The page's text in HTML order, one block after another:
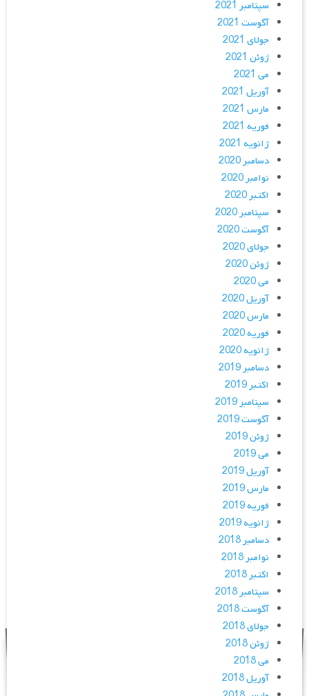
سپتامبر 2021
آگوست 2021
جولای 2021
ژوئن 2021
می 2021
آوریل 2021
مارس 2021
فوریه 2021
ژانویه 2021
دسامبر 2020
نوامبر 2020
اکتبر 2020
سپتامبر 2020
آگوست 2020
جولای 2020
ژوئن 2020
می 2020
آوریل 2020
مارس 2020
فوریه 2020
ژانویه 2020
دسامبر 2019
اکتبر 2019
سپتامبر 2019
آگوست 2019
ژوئن 2019
می 2019
آوریل 2019
مارس 2019
فوریه 2019
ژانویه 2019
دسامبر 2018
نوامبر 2018
اکتبر 2018
سپتامبر 2018
آگوست 2018
جولای 2018
ژوئن 2018
می 2018
آوریل 2018